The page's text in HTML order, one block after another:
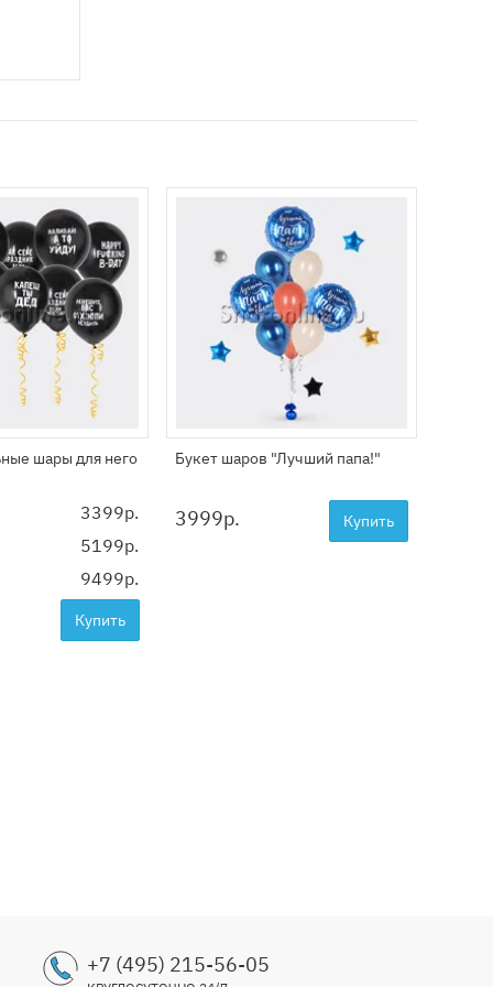
шары для него
3399р.
5199р.
9499р.
Купить
Букет шаров "Лучший папа!"
3999р. Купить
+7 (495) 215-56-05